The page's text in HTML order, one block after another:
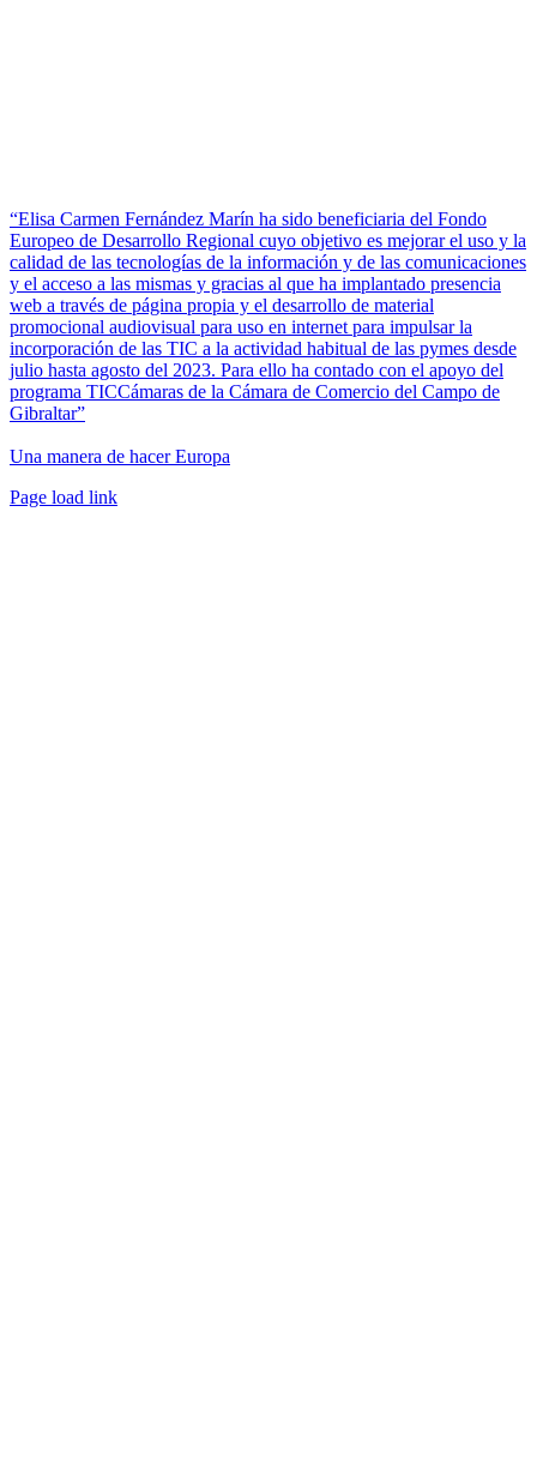
“Elisa Carmen Fernández Marín ha sido beneficiaria del Fondo
Europeo de Desarrollo Regional cuyo objetivo es mejorar el uso y la
calidad de las tecnologías de la información y de las comunicaciones
y el acceso a las mismas y gracias al que ha implantado presencia
web a través de página propia y el desarrollo de material
promocional audiovisual para uso en internet para impulsar la
incorporación de las TIC a la actividad habitual de las pymes desde
julio hasta agosto del 2023. Para ello ha contado con el apoyo del
programa TICCámaras de la Cámara de Comercio del Campo de
Gibraltar”
Una manera de hacer Europa
Facebook
Twitter
Instagram
Pinterest
Page load link